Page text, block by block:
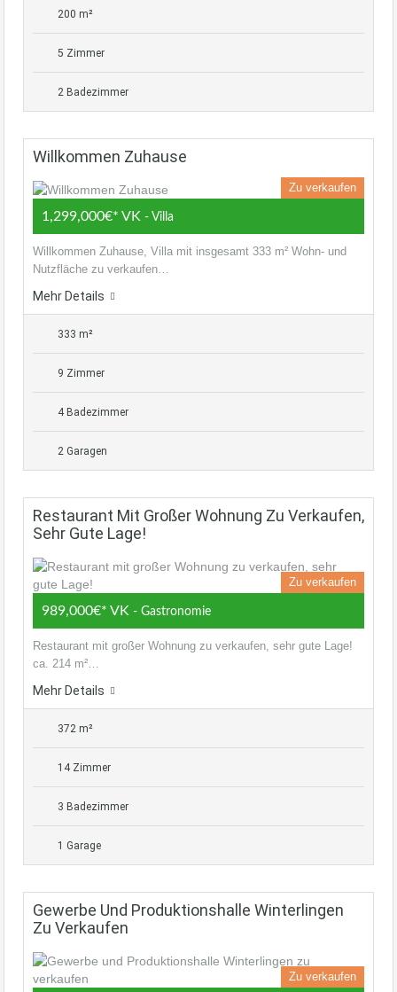
200 m²
5 Zimmer
2 Badezimmer
Willkommen Zuhause
Zu verkaufen
1,299,000€* VK - Villa
Willkommen Zuhause, Villa mit insgesamt 333 m² Wohn- und
Nutzfläche zu verkaufen…
Mehr Details
333 m²
9 Zimmer
4 Badezimmer
2 Garagen
Restaurant Mit Großer Wohnung Zu Verkaufen,
Sehr Gute Lage!
Zu verkaufen
989,000€* VK - Gastronomie
Restaurant mit großer Wohnung zu verkaufen, sehr gute Lage!
ca. 214 m²…
Mehr Details
372 m²
14 Zimmer
3 Badezimmer
1 Garage
Gewerbe Und Produktionshalle Winterlingen
Zu Verkaufen
Zu verkaufen